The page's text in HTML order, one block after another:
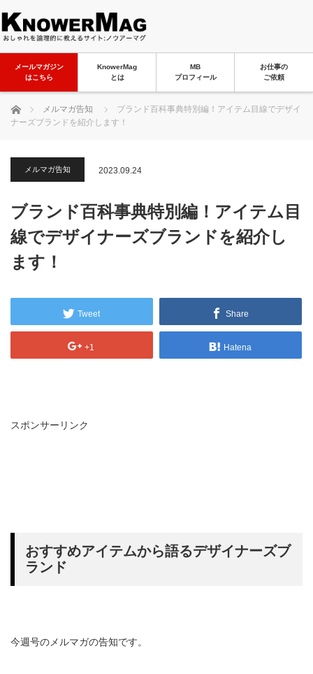
メールマガジン
はこちら
KnowerMag
とは
MB
プロフィール
お仕事の
ご依頼
ホーム メルマガ告知
ブランド百科事典特別編！アイテム目線でデザイ
ナーズブランドを紹介します！
メルマガ告知 2023.09.24
ブランド百科事典特別編！アイテム目
線でデザイナーズブランドを紹介し
ます！
Tweet Share
+1 Hatena
スポンサーリンク
おすすめアイテムから語るデザイナーズブ
ランド
今週号のメルマガの告知です。